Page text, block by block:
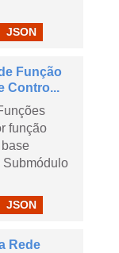
JSON
Função
Contro...
função
Submódulo
JSON
Rede